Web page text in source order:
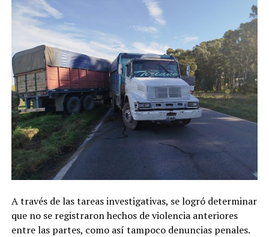
A través de las tareas investigativas, se logró determinar
que no se registraron hechos de violencia anteriores
entre las partes, como así tampoco denuncias penales.